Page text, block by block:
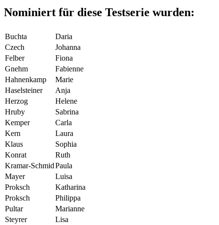
Nominiert für diese Testserie wurden:
Buchta
Daria
Czech
Johanna
Felber
Fiona
Gnehm
Fabienne
Hahnenkamp
Marie
Haselsteiner
Anja
Herzog
Helene
Hruby
Sabrina
Kemper
Carla
Kern
Laura
Klaus
Sophia
Konrat
Ruth
Kramar-SchmidPaula
Mayer
Luisa
Proksch
Katharina
Proksch
Philippa
Pultar
Marianne
Steyrer
Lisa